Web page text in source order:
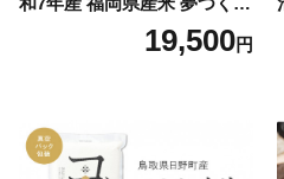
15kg 精米 ※北海道・沖縄・
19,500円